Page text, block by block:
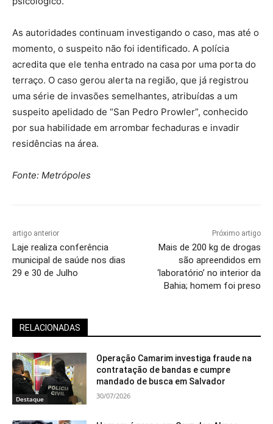
As autoridades continuam investigando o caso, mas até o
momento, o suspeito não foi identificado. A polícia
acredita que ele tenha entrado na casa por uma porta do
terraço. O caso gerou alerta na região, que já registrou
uma série de invasões semelhantes, atribuídas a um
suspeito apelidado de “San Pedro Prowler”, conhecido
por sua habilidade em arrombar fechaduras e invadir
residências na área.
Fonte: Metrópoles
artigo anterior
Laje realiza conferência
municipal de saúde nos dias
29 e 30 de Julho
Próximo artigo
Mais de 200 kg de drogas
são apreendidos em
‘laboratório’ no interior da
Bahia; homem foi preso
RELACIONADAS
Destaque
Operação Camarim investiga fraude na
contratação de bandas e cumpre
mandado de busca em Salvador
30/07/2026